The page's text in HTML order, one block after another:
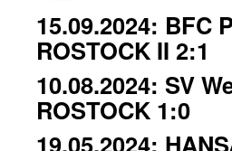
15.09.2024: BFC
ROSTOCK II 2:1
10.08.2024: SV
ROSTOCK 1:0
19.05.2024: